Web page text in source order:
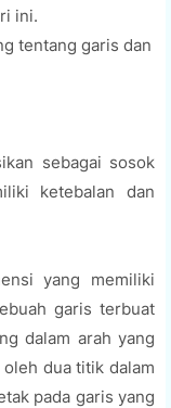
ini.
tentang garis dan
sebagai sosok
ketebalan dan
yang memiliki
garis terbuat
dalam arah yang
dua titik dalam
pada garis yang